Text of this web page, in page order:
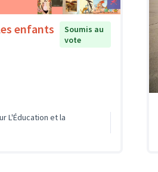
enfants
Soumis au
vote
L'Éducation et la